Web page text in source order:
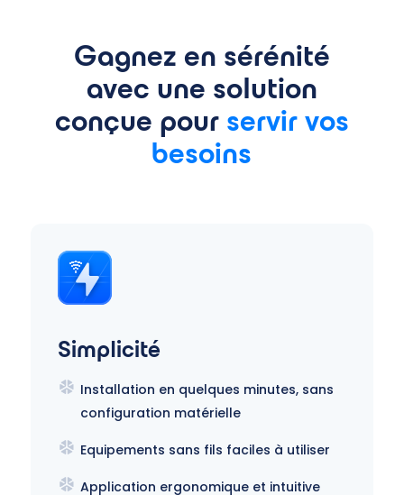
Gagnez en sérénité
avec une solution
conçue pour servir vos
besoins
Simplicité
Installation en quelques minutes, sans
configuration matérielle
Equipements sans fils faciles à utiliser
Application ergonomique et intuitive